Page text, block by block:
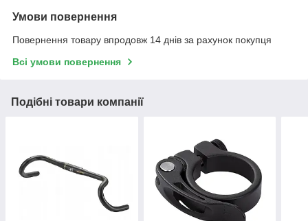
Умови повернення
Повернення товару впродовж 14 днів за рахунок покупця
Всі умови повернення
Подібні товари компанії